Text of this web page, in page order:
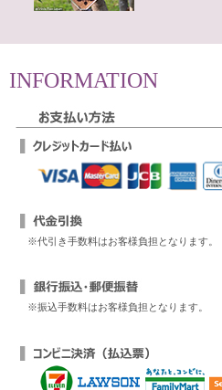
INFORMATION
※代引き手数料はお客様負担となります。
※振込手数料はお客様負担となります。